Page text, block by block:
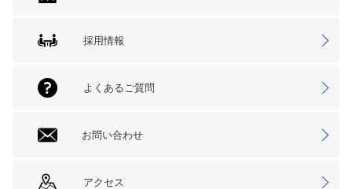
採用情報
よくあるご質問
お問い合わせ
アクセス